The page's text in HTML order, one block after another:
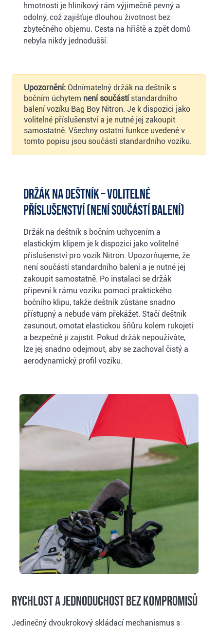
hmotnosti je hliníkový rám výjimečně pevný a
odolný, což zajišťuje dlouhou životnost bez
zbytečného objemu. Cesta na hřiště a zpět domů
nebyla nikdy jednodušší.
Upozornění: Odnímatelný držák na deštník s
bočním úchytem není součástístandardního
balení vozíku Bag Boy Nitron. Je k dispozici jako
volitelné příslušenství a je nutné jej zakoupit
samostatně. Všechny ostatní funkce uvedené v
tomto popisu jsou součástí standardního vozíku.
Držák na deštník – volitelné
příslušenství (není součástí balení)
Držák na deštník s bočním uchycením a
elastickým klipem je k dispozici jako volitelné
příslušenství pro vozík Nitron. Upozorňujeme, že
není součástí standardního balení a je nutné jej
zakoupit samostatně. Po instalaci se držák
připevní k rámu vozíku pomocí praktického
bočního klipu, takže deštník zůstane snadno
přístupný a nebude vám překážet. Stačí deštník
zasunout, omotat elastickou šňůru kolem rukojeti
a bezpečně ji zajistit. Pokud držák nepoužíváte,
lze jej snadno odejmout, aby se zachoval čistý a
aerodynamický profil vozíku.
Rychlost a jednoduchost bez kompromisů
Jedinečný dvoukrokový skládací mechanismus s